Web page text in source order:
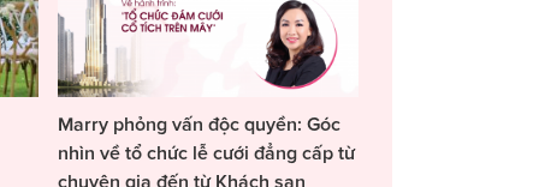
Marry phỏng vấn độc quyền: Góc
nhìn về tổ chức lễ cưới đẳng cấp từ
chuyên gia đến từ Khách sạn